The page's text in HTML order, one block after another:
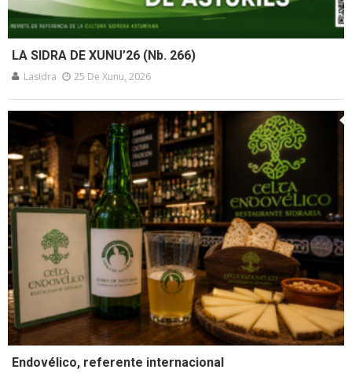
LA SIDRA DE XUNU’26 (Nb. 266)
Lasidra 25 De Xunu, 2026
Endovélico, referente internacional